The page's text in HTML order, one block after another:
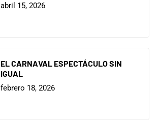
abril 15, 2026
EL CARNAVAL ESPECTÁCULO SIN
IGUAL
febrero 18, 2026